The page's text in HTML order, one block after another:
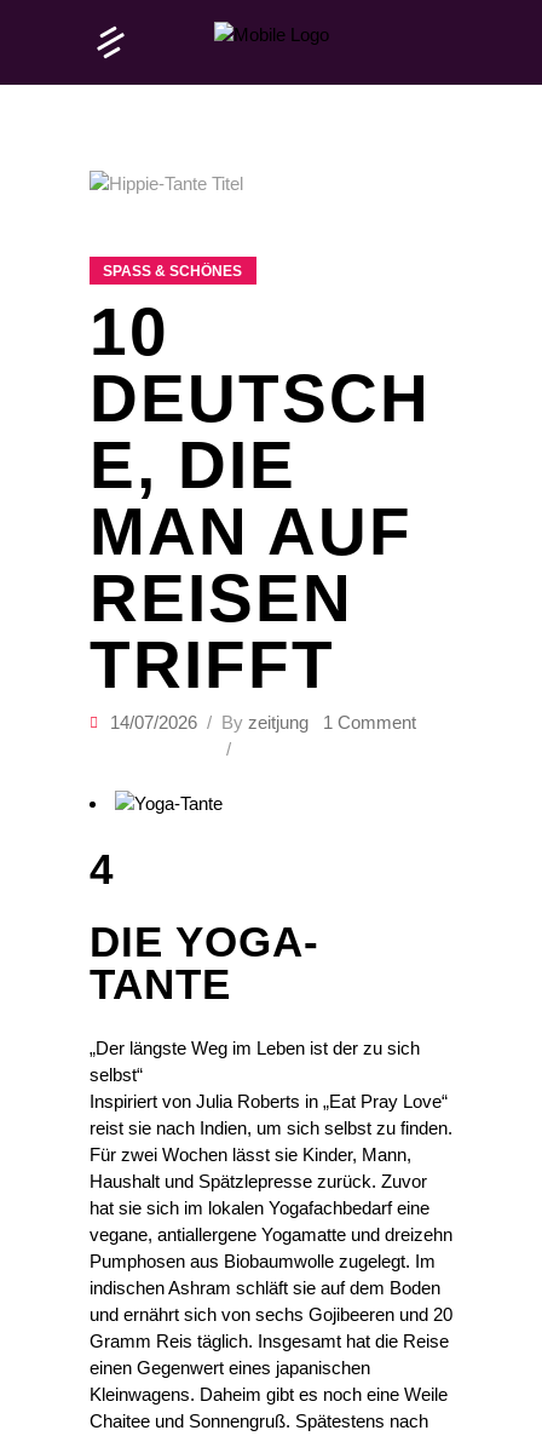
SPASS & SCHÖNES
10
DEUTSCH
E, DIE
MAN AUF
REISEN
TRIFFT
14/07/2026 By zeitjung 1 Comment
4
DIE YOGA-
TANTE
„Der längste Weg im Leben ist der zu sich
selbst“
Inspiriert von Julia Roberts in „Eat Pray Love“
reist sie nach Indien, um sich selbst zu finden.
Für zwei Wochen lässt sie Kinder, Mann,
Haushalt und Spätzlepresse zurück. Zuvor
hat sie sich im lokalen Yogafachbedarf eine
vegane, antiallergene Yogamatte und dreizehn
Pumphosen aus Biobaumwolle zugelegt. Im
indischen Ashram schläft sie auf dem Boden
und ernährt sich von sechs Gojibeeren und 20
Gramm Reis täglich. Insgesamt hat die Reise
einen Gegenwert eines japanischen
Kleinwagens. Daheim gibt es noch eine Weile
Chaitee und Sonnengruß. Spätestens nach